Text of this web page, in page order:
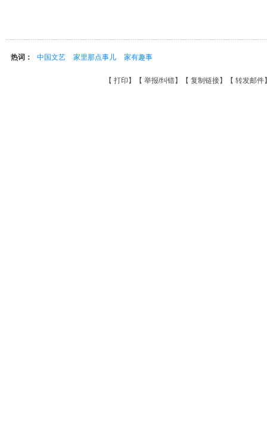
热词： 中国文艺 家里那点事儿 家有趣事
【 打印 】【 举报/纠错】【 复制链接】【 转发邮件